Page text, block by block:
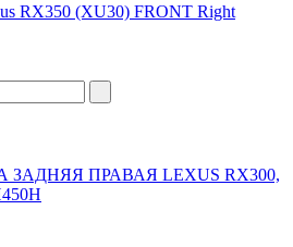
RX350 (XU30) FRONT Right
ПРАВАЯ LEXUS RX300,